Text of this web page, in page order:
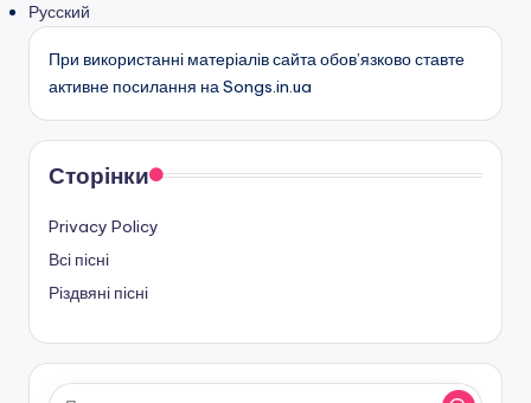
Русский
При використанні матеріалів сайта обов’язково ставте
активне посилання на Songs.in.ua
Сторінки
Privacy Policy
Всі пісні
Різдвяні пісні